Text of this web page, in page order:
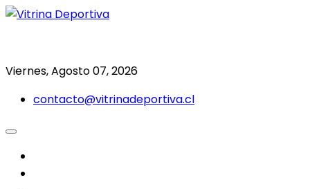
Saltar
Viernes, Agosto 07, 2026
contacto@vitrinadeportiva.cl